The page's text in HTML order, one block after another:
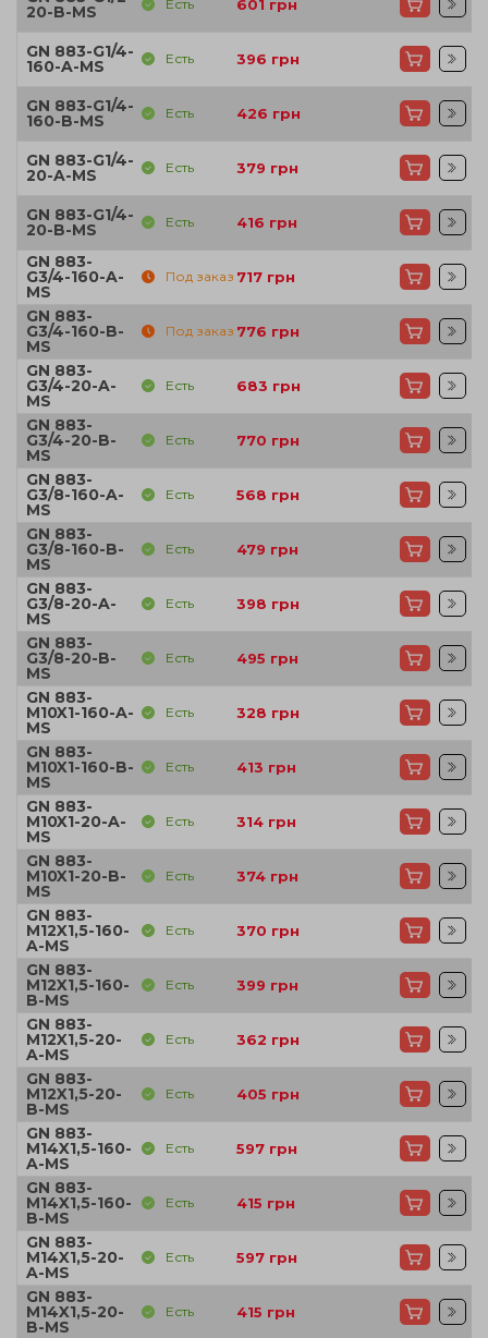
20-B-MS Есть 601 грн
GN 883-G1/4-
160-A-MS Есть 396 грн
GN 883-G1/4-
160-B-MS Есть 426 грн
GN 883-G1/4-
20-A-MS Есть 379 грн
GN 883-G1/4-
20-B-MS Есть 416 грн
GN 883-
G3/4-160-A-
MS
Под заказ 717 грн
GN 883-
G3/4-160-B-
MS
Под заказ 776 грн
GN 883-
G3/4-20-A-
MS
Есть 683 грн
GN 883-
G3/4-20-B-
MS
Есть 770 грн
GN 883-
G3/8-160-A-
MS
Есть 568 грн
GN 883-
G3/8-160-B-
MS
Есть 479 грн
GN 883-
G3/8-20-A-
MS
Есть 398 грн
GN 883-
G3/8-20-B-
MS
Есть 495 грн
GN 883-
M10X1-160-A-
MS
Есть 328 грн
GN 883-
M10X1-160-B-
MS
Есть 413 грн
GN 883-
M10X1-20-A-
MS
Есть 314 грн
GN 883-
M10X1-20-B-
MS
Есть 374 грн
GN 883-
M12X1,5-160-
A-MS
Есть 370 грн
GN 883-
M12X1,5-160-
B-MS
Есть 399 грн
GN 883-
M12X1,5-20-
A-MS
Есть 362 грн
GN 883-
M12X1,5-20-
B-MS
Есть 405 грн
GN 883-
M14X1,5-160-
A-MS
Есть 597 грн
GN 883-
M14X1,5-160-
B-MS
Есть 415 грн
GN 883-
M14X1,5-20-
A-MS
Есть 597 грн
GN 883-
M14X1,5-20-
B-MS
Есть 415 грн